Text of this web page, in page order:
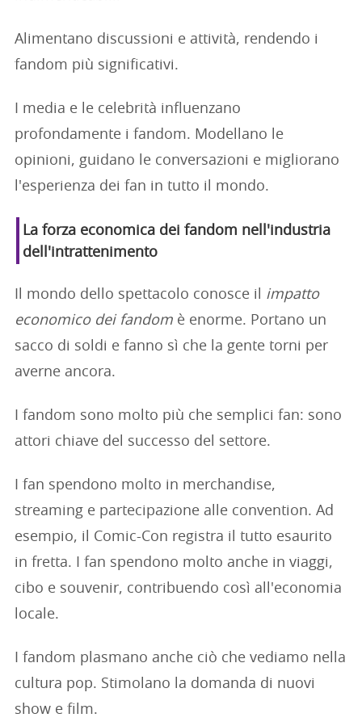
Alimentano discussioni e attività, rendendo i
fandom più significativi.
I media e le celebrità influenzano
profondamente i fandom. Modellano le
opinioni, guidano le conversazioni e migliorano
l'esperienza dei fan in tutto il mondo.
La forza economica dei fandom nell'industria
dell'intrattenimento
Il mondo dello spettacolo conosce il impatto
economico dei fandom è enorme. Portano un
sacco di soldi e fanno sì che la gente torni per
averne ancora.
I fandom sono molto più che semplici fan: sono
attori chiave del successo del settore.
I fan spendono molto in merchandise,
streaming e partecipazione alle convention. Ad
esempio, il Comic-Con registra il tutto esaurito
in fretta. I fan spendono molto anche in viaggi,
cibo e souvenir, contribuendo così all'economia
locale.
I fandom plasmano anche ciò che vediamo nella
cultura pop. Stimolano la domanda di nuovi
show e film.